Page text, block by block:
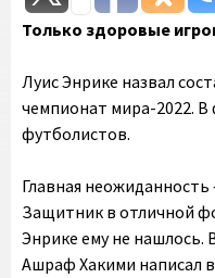
Только здоровые
Луис Энрике назвал
чемпионат мира-2022. В
футболистов.
Главная
Защитник в отличной
Энрике ему не нашлось.
Ашраф Хакими написал